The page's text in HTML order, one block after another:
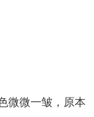
微微一皱，原本